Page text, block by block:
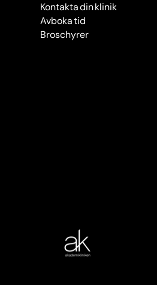
Kontakta din klinik
Avboka tid
Broschyrer